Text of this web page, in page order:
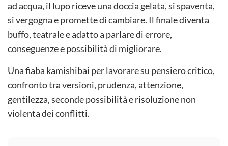
ad acqua, il lupo riceve una doccia gelata, si spaventa,
si vergogna e promette di cambiare. Il finale diventa
buffo, teatrale e adatto a parlare di errore,
conseguenze e possibilità di migliorare.
Una fiaba kamishibai per lavorare su pensiero critico,
confronto tra versioni, prudenza, attenzione,
gentilezza, seconde possibilità e risoluzione non
violenta dei conflitti.